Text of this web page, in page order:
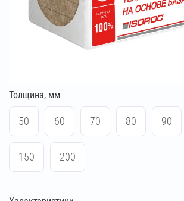
Толщина, мм
50 60 70 80 90
150 200